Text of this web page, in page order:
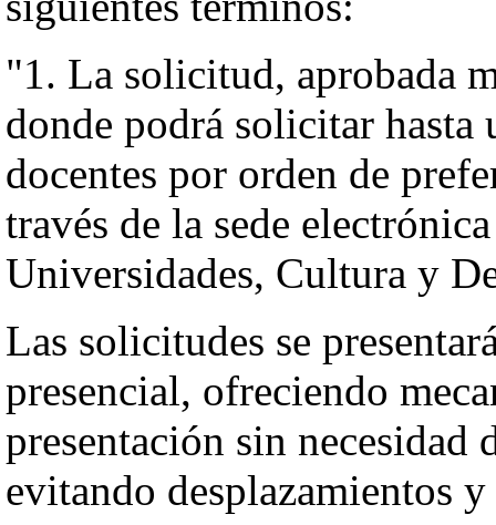
"1. La solicitud, aprobada
donde podrá solicitar hasta
docentes por orden de
través de la sede
Universidades, Cultura y
Las solicitudes se
presencial, ofreciendo
presentación sin necesidad
evitando desplazamientos